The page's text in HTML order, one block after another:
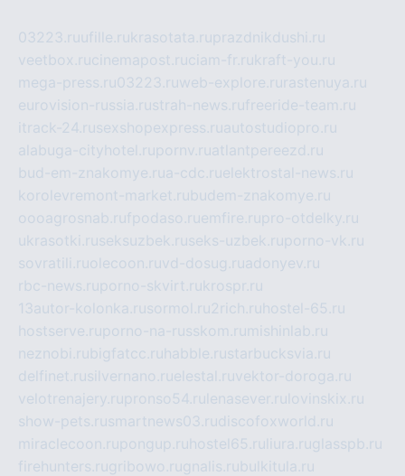
03223.ruufille.rukrasotata.ruprazdnikdushi.ru
veetbox.rucinemapost.ruciam-fr.rukraft-you.ru
mega-press.ru03223.ruweb-explore.ru rastenuya.ru
eurovision-russia.rustrah-news.rufreeride-team.ru
itrack-24.rusexshopexpress.ruautostudiopro.ru
alabuga-cityhotel.rupornv.ruatlantpereezd.ru
bud-em-znakomye.rua-cdc.ruelektrostal-news.ru
korolevremont-market.rubudem-znakomye.ru
oooagrosnab.rufpodaso.ruemfire.rupro-otdelky.ru
ukrasotki.ruseksuzbek.ruseks-uzbek.ruporno-vk.ru
sovratili.ruolecoon.ruvd-dosug.ruadonyev.ru
rbc-news.ruporno-skvirt.rukrospr.ru
13autor-kolonka.rusormol.ru2rich.ru hostel-65.ru
hostserve.ruporno-na-russkom.ru mishinlab.ru
neznobi.rubigfatcc.ru habble.rustarbucksvia.ru
delfinet.rusilvernano.ruelestal.ruvektor-doroga.ru
velotrenajery.rupronso54.ru lenasever.ru lovinskix.ru
show-pets.rusmartnews03.rudiscofoxworld.ru
miraclecoon.rupongup.ru hostel65.ru liura.ruglasspb.ru
firehunters.rugribowo.rugnalis.rubulkitula.ru